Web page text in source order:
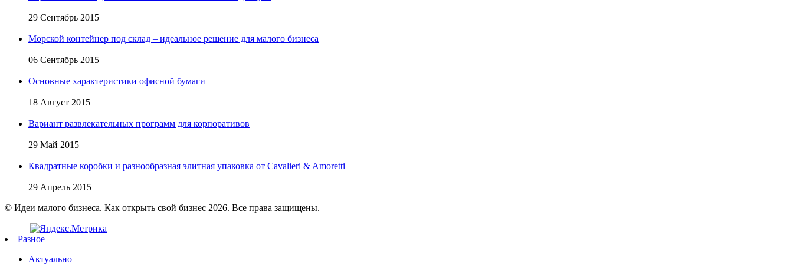
29 Сентябрь 2015
Морской контейнер под склад – идеальное решение для малого бизнеса
06 Сентябрь 2015
Основные характеристики офисной бумаги
18 Август 2015
Вариант развлекательных программ для корпоративов
29 Май 2015
Квадратные коробки и разнообразная элитная упаковка от Cavalieri & Amoretti
29 Апрель 2015
© Идеи малого бизнеса. Как открыть свой бизнес 2026. Все права защищены.
Разное
Актуально